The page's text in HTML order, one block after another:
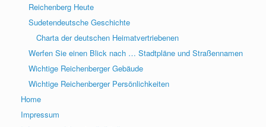
Reichenberg Heute
Sudetendeutsche Geschichte
Charta der deutschen Heimatvertriebenen
Werfen Sie einen Blick nach … Stadtpläne und Straßennamen
Wichtige Reichenberger Gebäude
Wichtige Reichenberger Persönlichkeiten
Home
Impressum